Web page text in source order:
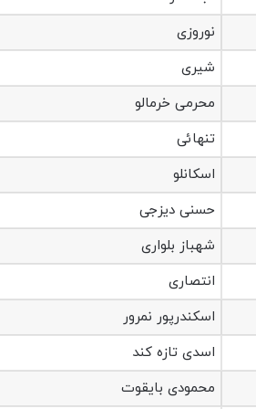
نوروزی
شیری
محرمی خرمالو
تنهائی
اسکانلو
حسنی دیزجی
شهباز بلواری
انتصاری
اسکندرپور نمرور
اسدی تازه کند
محمودی بایقوت